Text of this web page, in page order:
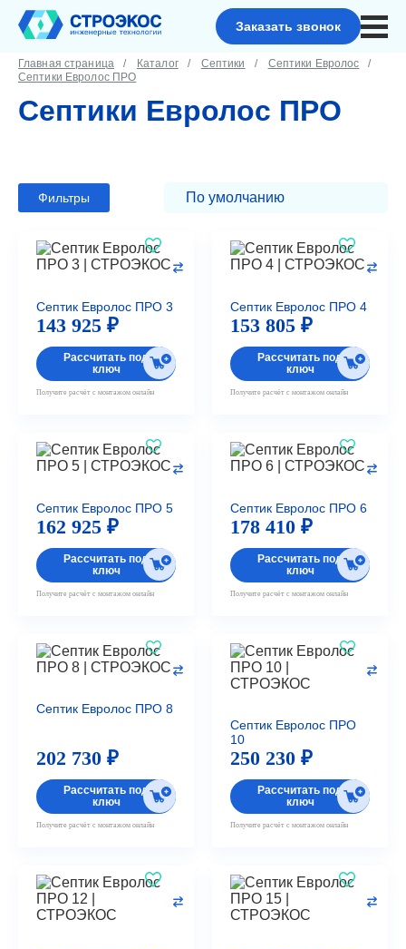
Заказать звонок
Главная страница Каталог Септики
Септики Евролос
Септики Евролос ПРО
Септики Евролос ПРО
Фильтры
Септик Евролос ПРО 3
143 925 ₽
Рассчитать под
ключ
Получите расчёт с монтажом онлайн
Септик Евролос ПРО 4
153 805 ₽
Рассчитать под
ключ
Получите расчёт с монтажом онлайн
Септик Евролос ПРО 5
162 925 ₽
Рассчитать под
ключ
Получите расчёт с монтажом онлайн
Септик Евролос ПРО 6
178 410 ₽
Рассчитать под
ключ
Получите расчёт с монтажом онлайн
Септик Евролос ПРО 8
202 730 ₽
Рассчитать под
ключ
Получите расчёт с монтажом онлайн
Септик Евролос ПРО
10
250 230 ₽
Рассчитать под
ключ
Получите расчёт с монтажом онлайн